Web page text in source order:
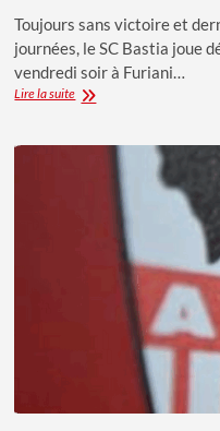
Toujours sans victoire et
journées, le SC Bastia joue
vendredi soir à Furiani…
Lire la suiteSC
AU
CONTRE
DUNKERQUE